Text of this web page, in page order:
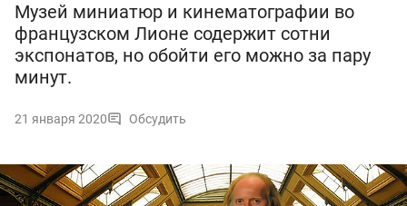
Музей миниатюр и кинематографии во
французском Лионе содержит сотни
экспонатов, но обойти его можно за пару
минут.
21 января 2020 Обсудить